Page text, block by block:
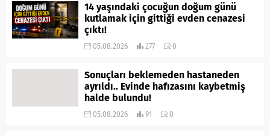
14 yaşındaki çocuğun doğum günü
kutlamak için gittiği evden cenazesi
çıktı!
05.08.2026 277 0
Sonuçları beklemeden hastaneden
ayrıldı.. Evinde hafızasını kaybetmiş
halde bulundu!
05.08.2026 91 0